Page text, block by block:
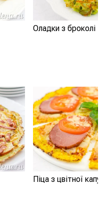
Оладки з броколі
Піца з цвітної